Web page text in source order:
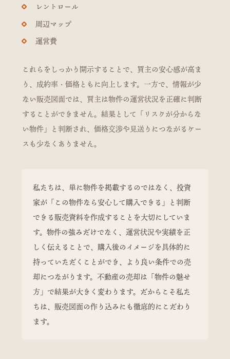
レントロール
周辺マップ
運営費
これらをしっかり開示することで、買主の安心感が高ま
り、成約率・価格ともに向上します。一方で、情報が少
ない販売図面では、買主は物件の運営状況を正確に判断
することができません。結果として「リスクが分からな
い物件」と判断され、価格交渉や見送りにつながるケー
スも少なくありません。
私たちは、単に物件を掲載するのではなく、投資
家が「この物件なら安心して購入できる」と判断
できる販売資料を作成することを大切にしていま
す。物件の強みだけでなく、運営状況や実績を正
しく伝えることで、購入後のイメージを具体的に
持っていただくことができ、より良い条件での売
却につながります。不動産の売却は「物件の魅せ
方」で結果が大きく変わります。だからこそ私た
ちは、販売図面の作り込みにも徹底的にこだわり
ます。